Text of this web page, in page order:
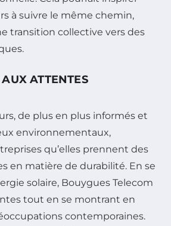
à suivre le même chemin,
transition collective vers des
ATTENTES
de plus en plus informés et
environnementaux,
qu’elles prennent des
en matière de durabilité. En se
solaire, Bouygues Telecom
tout en se montrant en
contemporaines.